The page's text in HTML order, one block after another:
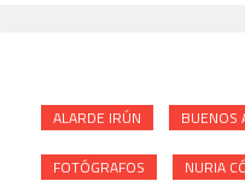
ALARDE IRÚN BUENOS
FOTÓGRAFOS NURIA